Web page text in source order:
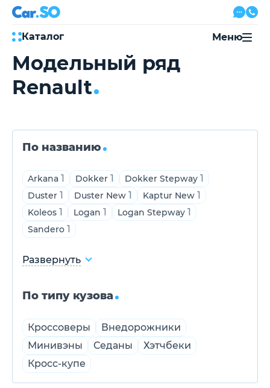
Каталог
Автокредит
Трейд-ин
Акции
Автожурнал
Контакты
8 800 500-03-23
с 08:00 по 20:00, без выходных
Привольная улица, 2, к5
Меню
Модельный ряд
Renault
По названию
Arkana 1 Dokker 1 Dokker Stepway 1
Duster 1 Duster New 1 Kaptur New 1
Koleos 1 Logan 1 Logan Stepway 1
Sandero 1
Развернуть
По типу кузова
Кроссоверы
Внедорожники
Минивэны
Седаны
Хэтчбеки
Кросс-купе